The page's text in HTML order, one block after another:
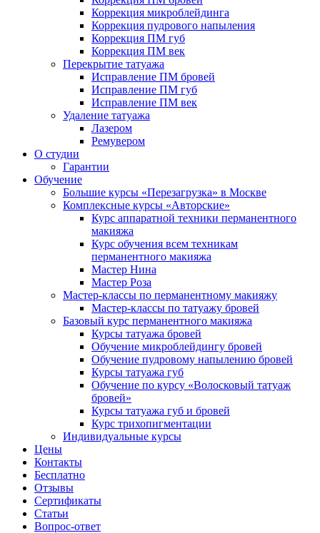
Коррекция микроблейдинга
Коррекция пудрового напыления
Коррекция ПМ губ
Коррекция ПМ век
Перекрытие татуажа
Исправление ПМ бровей
Исправление ПМ губ
Исправление ПМ век
Удаление татуажа
Лазером
Ремувером
О студии
Гарантии
Обучение
Большие курсы «Перезагрузка» в Москве
Комплексные курсы «Авторские»
Курс аппаратной техники перманентного
макияжа
Курс обучения всем техникам
перманентного макияжа
Мастер Нина
Мастер Роза
Мастер-классы по перманентному макияжу
Мастер-классы по татуажу бровей
Базовый курс перманентного макияжа
Курсы татуажа бровей
Обучение микроблейдингу бровей
Обучение пудровому напылению бровей
Курсы татуажа губ
Обучение по курсу «Волосковый татуаж
бровей»
Курсы татуажа губ и бровей
Курс трихопигментации
Индивидуальные курсы
Цены
Контакты
Бесплатно
Отзывы
Сертификаты
Статьи
Вопрос-ответ